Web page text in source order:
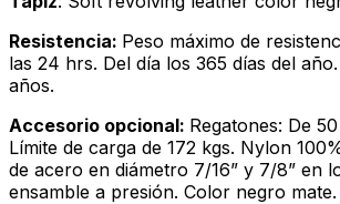
Resistencia: Peso máximo de
las 24 hrs. Del día los 365 días del
años.
Accesorio opcional: Regatones: De
Límite de carga de 172 kgs. Nylon
de acero en diámetro 7/16” y 7/8” en
ensamble a presión. Color negro mate.